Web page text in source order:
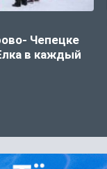
Чепецке
в каждый